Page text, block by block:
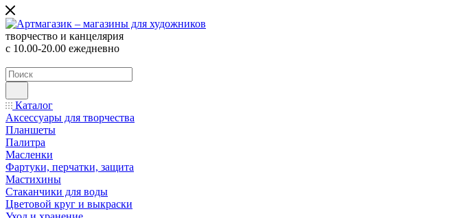
творчество и канцелярия
с 10.00-20.00 ежедневно
Каталог
Аксессуары для творчества
Планшеты
Палитра
Масленки
Фартуки, перчатки, защита
Мастихины
Стаканчики для воды
Цветовой круг и выкраски